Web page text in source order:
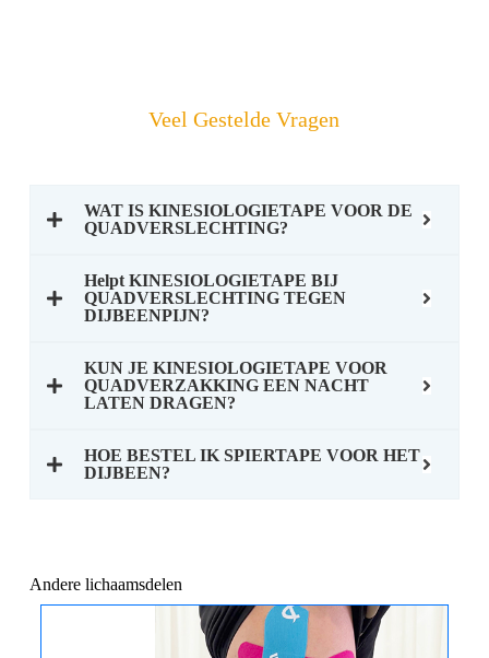
Veel Gestelde Vragen
WAT IS KINESIOLOGIETAPE VOOR DE
QUADVERSLECHTING?
Helpt KINESIOLOGIETAPE BIJ
QUADVERSLECHTING TEGEN
DIJBEENPIJN?
KUN JE KINESIOLOGIETAPE VOOR
QUADVERZAKKING EEN NACHT
LATEN DRAGEN?
HOE BESTEL IK SPIERTAPE VOOR HET
DIJBEEN?
Andere lichaamsdelen